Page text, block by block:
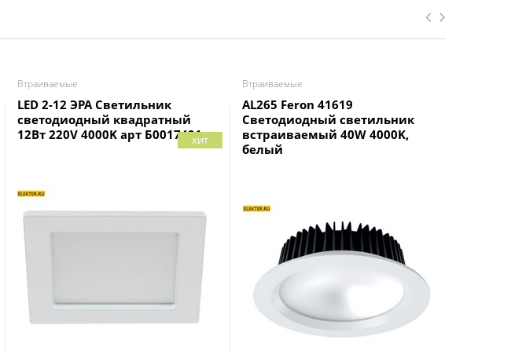
Втраиваемые
LED 2-12 ЭРА Светильник
светодиодный квадратный
12Вт 220V 4000K арт Б0017491хит
Втраиваемые
AL265 Feron 41619
Светодиодный светильник
встраиваемый 40W 4000K,
белый